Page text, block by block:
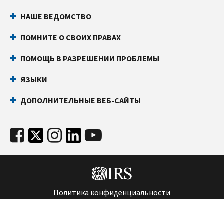
НАШЕ ВЕДОМСТВО
ПОМНИТЕ О СВОИХ ПРАВАХ
ПОМОЩЬ В РАЗРЕШЕНИИ ПРОБЛЕМЫ
ЯЗЫКИ
ДОПОЛНИТЕЛЬНЫЕ ВЕБ-САЙТЫ
Политика конфиденциальности